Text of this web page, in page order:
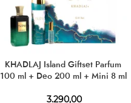
KHADLAJ Island Giftset Parfum
100 ml + Deo 200 ml + Mini 8 ml
3.290,00